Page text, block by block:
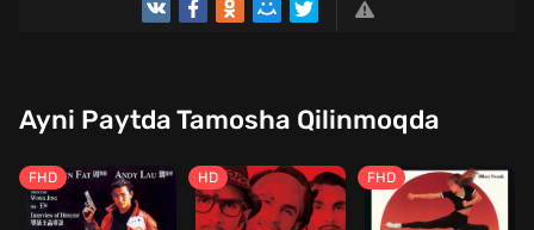
Ayni Paytda Tamosha Qilinmoqda
FHD HD FHD